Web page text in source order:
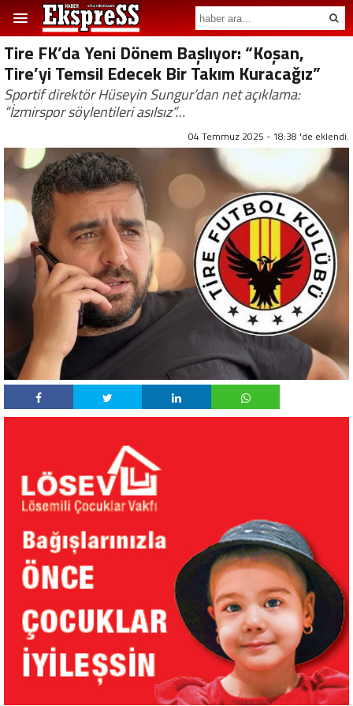
Tire FK’da Yeni Dönem Başlıyor: “Koşan,
Tire’yi Temsil Edecek Bir Takım Kuracağız”
Sportif direktör Hüseyin Sungur’dan net açıklama:
“İzmirspor söylentileri asılsız”…
04 Temmuz 2025 - 18:38 'de eklendi.